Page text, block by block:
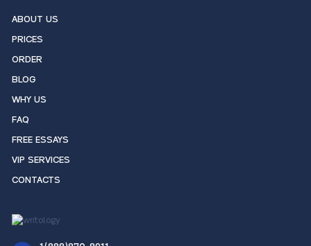
ABOUT US
PRICES
ORDER
BLOG
WHY US
FAQ
FREE ESSAYS
VIP SERVICES
CONTACTS